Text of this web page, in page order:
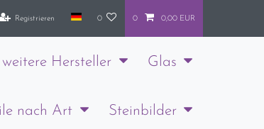
Registrieren 0 0 0,00 EUR
weitere Hersteller Glas
nach Art Steinbilder